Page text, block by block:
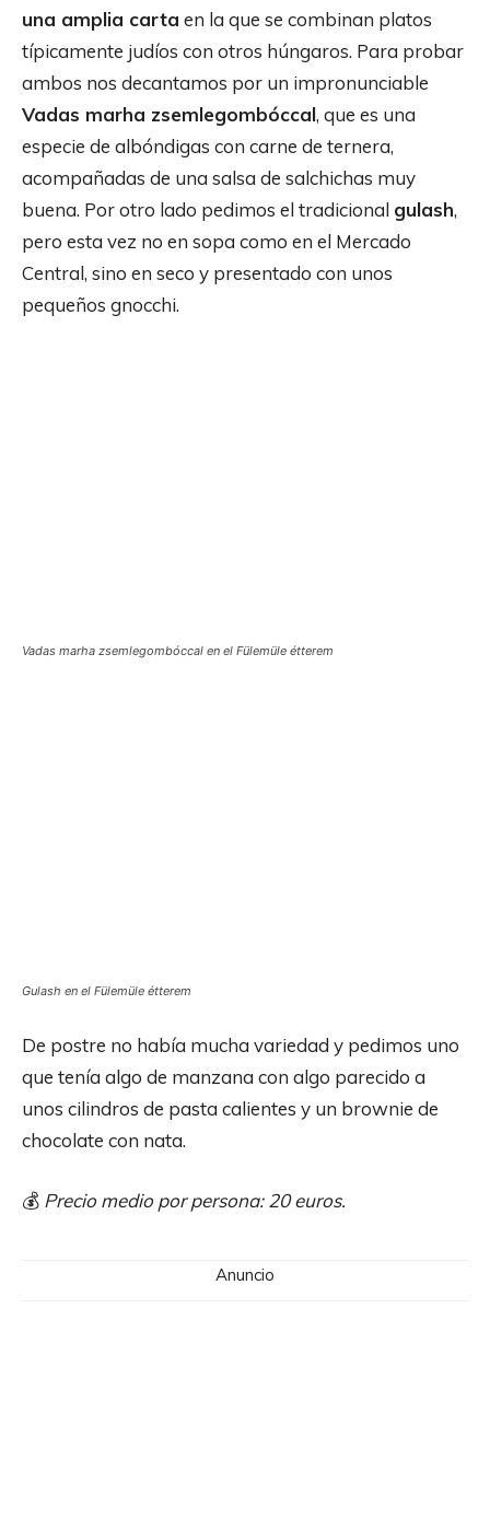
una amplia carta en la que se combinan platos
típicamente judíos con otros húngaros. Para probar
ambos nos decantamos por un impronunciable
Vadas marha zsemlegombóccal, que es una
especie de albóndigas con carne de ternera,
acompañadas de una salsa de salchichas muy
buena. Por otro lado pedimos el tradicional gulash,
pero esta vez no en sopa como en el Mercado
Central, sino en seco y presentado con unos
pequeños gnocchi.
Vadas marha zsemlegombóccal en el Fülemüle étterem
Gulash en el Fülemüle étterem
De postre no había mucha variedad y pedimos uno
que tenía algo de manzana con algo parecido a
unos cilindros de pasta calientes y un brownie de
chocolate con nata.
💰 Precio medio por persona: 20 euros.
Anuncio